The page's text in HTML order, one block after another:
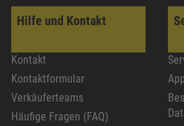
Hilfe und Kontakt
Kontakt
Kontaktformular
Verkäuferteams
Häufige Fragen (FAQ)
App